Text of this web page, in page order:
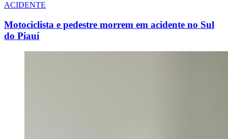
ACIDENTE
Motociclista e pedestre morrem em acidente no Sul
do Piauí